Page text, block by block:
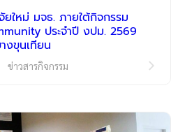
ใหม่ มจธ. ภายใต้กิจกรรม
ประจำปี งปม. 2569
งขุนเทียน
ข่าวสารกิจกรรม